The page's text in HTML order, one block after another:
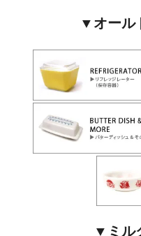
▼オール
▼ミル